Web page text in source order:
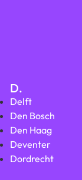
D.
Delft
Den Bosch
Den Haag
Deventer
Dordrecht